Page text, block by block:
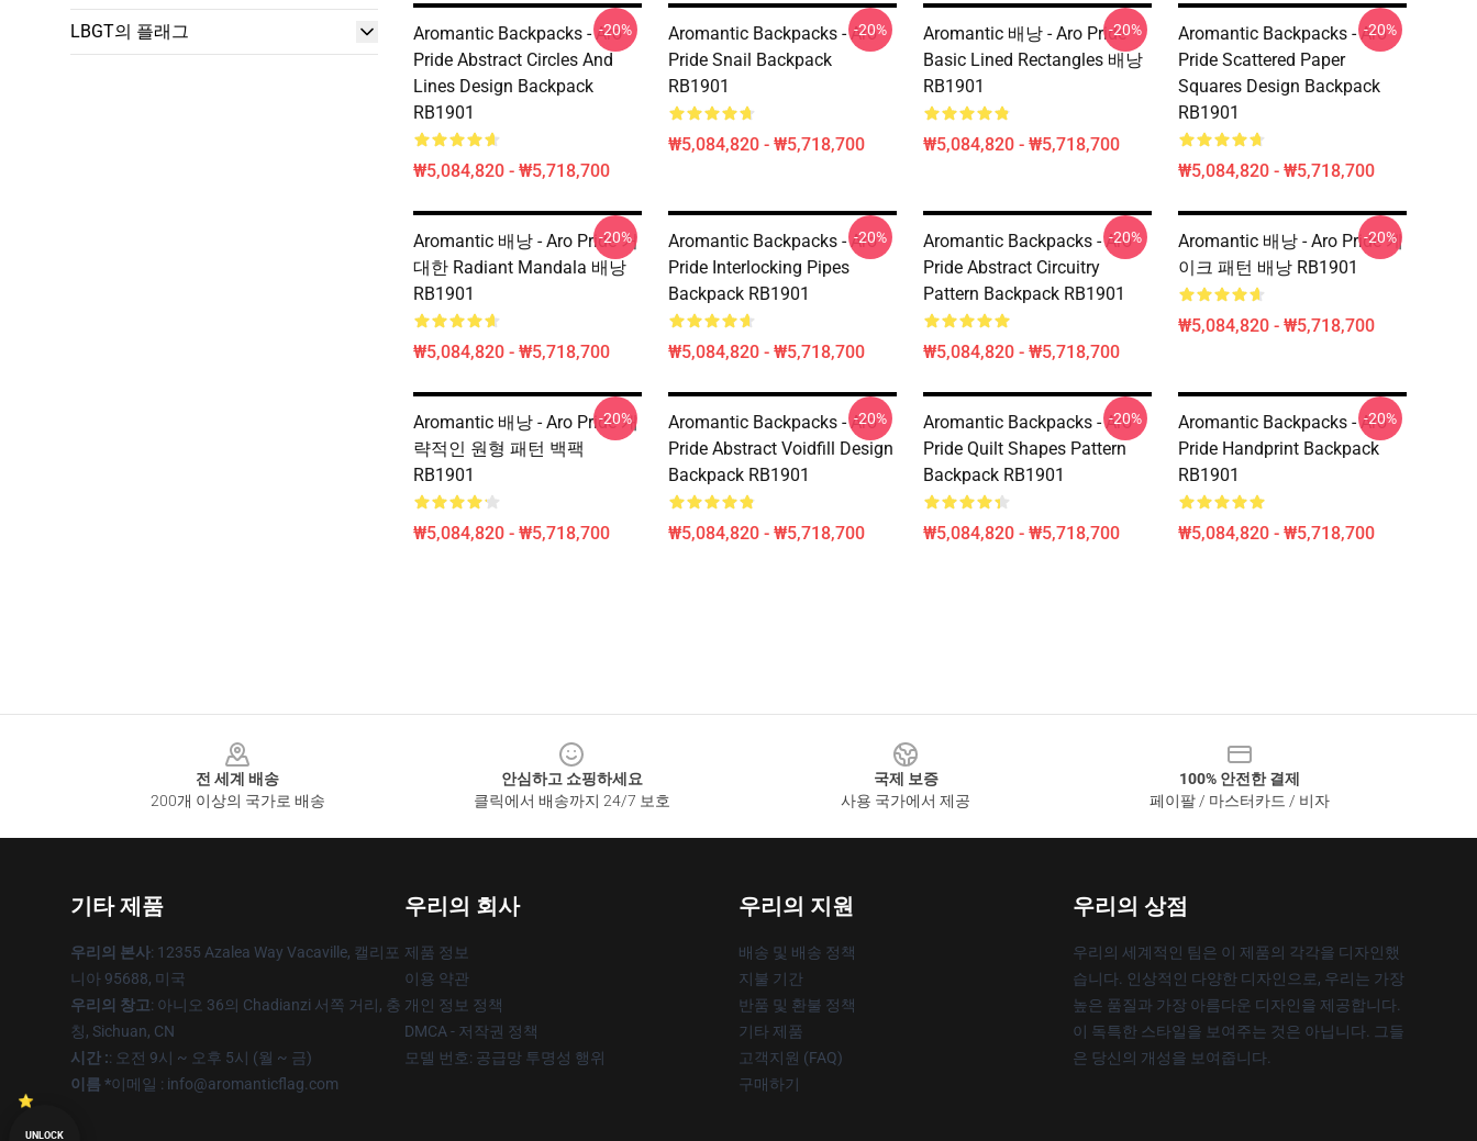
LBGT의 플래그
Aromantic Backpacks - Aro
Pride Abstract Circles And
Lines Design Backpack
RB1901
₩5,084,820 - ₩5,718,700
-20%
Aromantic Backpacks - Aro
Pride Snail Backpack
RB1901
₩5,084,820 - ₩5,718,700
-20%
Aromantic 배낭 - Aro Pride
Basic Lined Rectangles 배낭
RB1901
₩5,084,820 - ₩5,718,700
-20%
Aromantic Backpacks - Aro
Pride Scattered Paper
Squares Design Backpack
RB1901
₩5,084,820 - ₩5,718,700
-20%
Aromantic 배낭 - Aro Pride 거
대한 Radiant Mandala 배낭
RB1901
₩5,084,820 - ₩5,718,700
-20%
Aromantic Backpacks - Aro
Pride Interlocking Pipes
Backpack RB1901
₩5,084,820 - ₩5,718,700
-20%
Aromantic Backpacks - Aro
Pride Abstract Circuitry
Pattern Backpack RB1901
₩5,084,820 - ₩5,718,700
-20%
Aromantic 배낭 - Aro Pride 케
이크 패턴 배낭 RB1901
₩5,084,820 - ₩5,718,700
-20%
Aromantic 배낭 - Aro Pride 개
략적인 원형 패턴 백팩
RB1901
₩5,084,820 - ₩5,718,700
-20%
Aromantic Backpacks - Aro
Pride Abstract Voidfill Design
Backpack RB1901
₩5,084,820 - ₩5,718,700
-20%
Aromantic Backpacks - Aro
Pride Quilt Shapes Pattern
Backpack RB1901
₩5,084,820 - ₩5,718,700
-20%
Aromantic Backpacks - Aro
Pride Handprint Backpack
RB1901
₩5,084,820 - ₩5,718,700
-20%
전 세계 배송
200개 이상의 국가로 배송
안심하고 쇼핑하세요
클릭에서 배송까지 24/7 보호
국제 보증
사용 국가에서 제공
100% 안전한 결제
페이팔 / 마스터카드 / 비자
기타 제품
우리의 본사: 12355 Azalea Way Vacaville, 캘리포
니아 95688, 미국
우리의 창고: 아니오 36의 Chadianzi 서쪽 거리, 충
칭, Sichuan, CN
시간 :: 오전 9시 ~ 오후 5시 (월 ~ 금)
이름 *이메일 : info@aromanticflag.com
우리의 회사
제품 정보
이용 약관
개인 정보 정책
DMCA - 저작권 정책
모델 번호: 공급망 투명성 행위
우리의 지원
배송 및 배송 정책
지불 기간
반품 및 환불 정책
기타 제품
고객지원 (FAQ)
구매하기
우리의 상점
우리의 세계적인 팀은 이 제품의 각각을 디자인했
습니다. 인상적인 다양한 디자인으로, 우리는 가장
높은 품질과 가장 아름다운 디자인을 제공합니다.
이 독특한 스타일을 보여주는 것은 아닙니다. 그들
은 당신의 개성을 보여줍니다.
UNLOCK